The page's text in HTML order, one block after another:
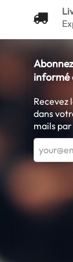
informé
Recevez
dans
mails